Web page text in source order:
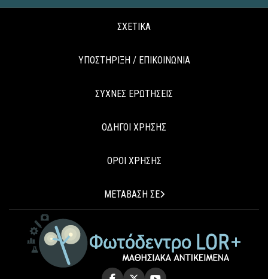
ΣΧΕΤΙΚΑ
ΥΠΟΣΤΗΡΙΞΗ / ΕΠΙΚΟΙΝΩΝΙΑ
ΣΥΧΝΕΣ ΕΡΩΤΗΣΕΙΣ
ΟΔΗΓΟΙ ΧΡΗΣΗΣ
ΟΡΟΙ ΧΡΗΣΗΣ
ΜΕΤΑΒΑΣΗ ΣΕ